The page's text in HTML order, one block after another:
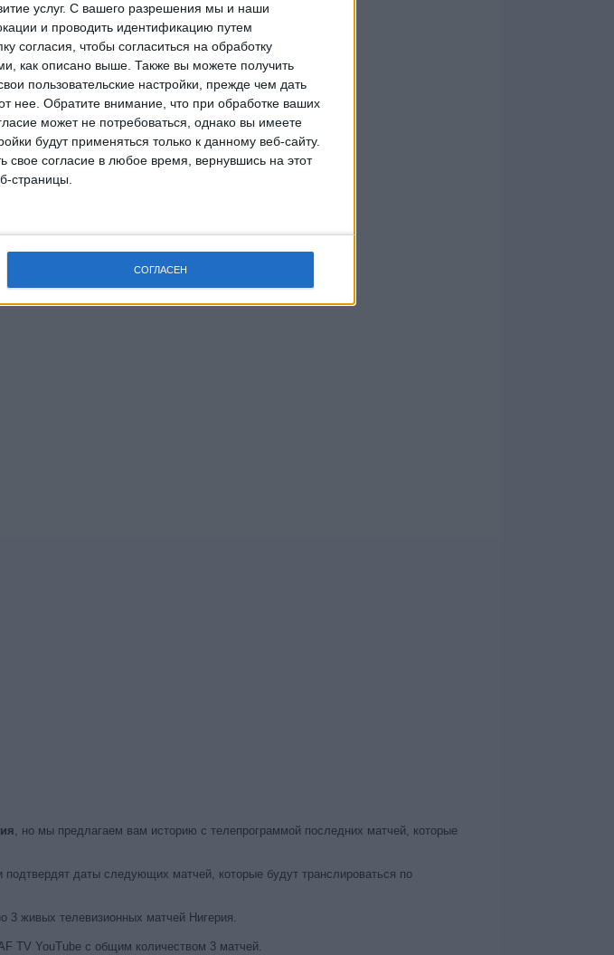
услуг. С вашего разрешения мы и наши
и проводить идентификацию путем
согласия, чтобы согласиться на обработку
как описано выше. Также вы можете получить
пользовательские настройки, прежде чем дать
нее. Обратите внимание, что при обработке ваших
может не потребоваться, однако вы имеете
будут применяться только к данному веб-сайту.
свое согласие в любое время, вернувшись на этот
страницы.
СОГЛАСЕН
, но мы предлагаем вам историю с телепрограммой последних матчей, которые
подтвердят даты следующих матчей, которые будут транслироваться по
3 живых телевизионных матчей Нигерия.
TV YouTube с общим количеством 3 матчей.